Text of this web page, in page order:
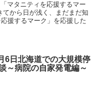
マタニティを応援するマー
から日が浅く、まだまだ知
援するマーク」を応援した
6日北海道での大規模停
～病院の自家発電編～